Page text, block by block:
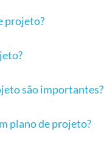
projeto?
são importantes?
plano de projeto?